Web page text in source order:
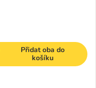
Přidat oba do
košíku